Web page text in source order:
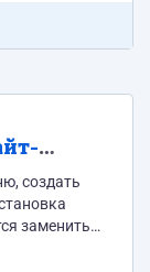
создать
заменить),